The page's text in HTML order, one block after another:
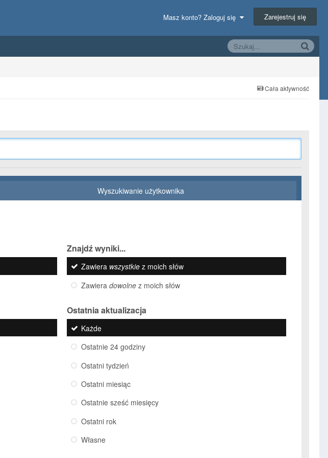
Masz konto? Zaloguj się Zarejestruj się
Cała aktywność
Wyszukiwanie użytkownika
Znajdź wyniki...
Zawiera wszystkiez moich słów
Zawiera dowolnez moich słów
Ostatnia aktualizacja
Każde
Ostatnie 24 godziny
Ostatni tydzień
Ostatni miesiąc
Ostatnie sześć miesięcy
Ostatni rok
Własne